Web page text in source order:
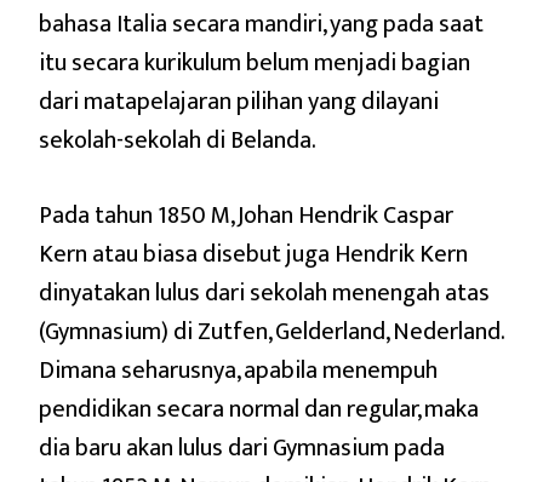
bahasa Italia secara mandiri, yang pada saat
itu secara kurikulum belum menjadi bagian
dari matapelajaran pilihan yang dilayani
sekolah-sekolah di Belanda.
Pada tahun 1850 M, Johan Hendrik Caspar
Kern atau biasa disebut juga Hendrik Kern
dinyatakan lulus dari sekolah menengah atas
(Gymnasium) di Zutfen, Gelderland, Nederland.
Dimana seharusnya, apabila menempuh
pendidikan secara normal dan regular, maka
dia baru akan lulus dari Gymnasium pada